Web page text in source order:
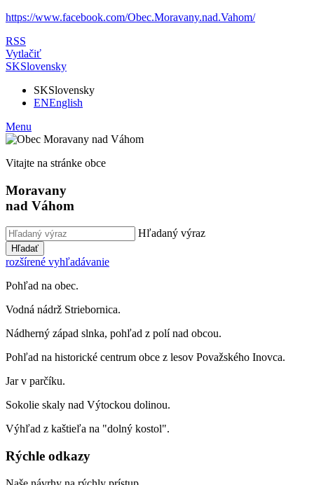
https://www.facebook.com/Obec.Moravany.nad.Vahom/
RSS
Vytlačiť
SKSlovensky
SKSlovensky
ENEnglish
Menu
Vitajte na stránke obce
Moravany
nad Váhom
Hľadaný výraz
Hľadať
rozšírené vyhľadávanie
Pohľad na obec.
Vodná nádrž Striebornica.
Nádherný západ slnka, pohľad z polí nad obcou.
Pohľad na historické centrum obce z lesov Považského Inovca.
Jar v parčíku.
Sokolie skaly nad Výtockou dolinou.
Výhľad z kaštieľa na "dolný kostol".
Rýchle odkazy